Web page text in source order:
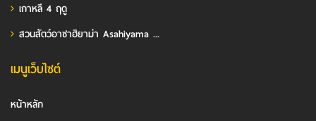
เกาหลี 4 ฤดู
สวนสัตว์อาซาฮิยาม่า Asahiyama ...
เมนูเว็บไซต์
หน้าหลัก